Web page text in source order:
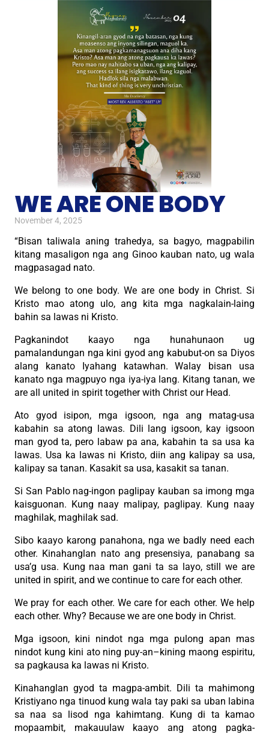
WE ARE ONE BODY
November 4, 2025
“Bisan taliwala aning trahedya, sa bagyo, magpabilin
kitang masaligon nga ang Ginoo kauban nato, ug wala
magpasagad nato.
We belong to one body. We are one body in Christ. Si
Kristo mao atong ulo, ang kita mga nagkalain-laing
bahin sa lawas ni Kristo.
Pagkanindot kaayo nga hunahunaon ug
pamalandungan nga kini gyod ang kabubut-on sa Diyos
alang kanato Iyahang katawhan. Walay bisan usa
kanato nga magpuyo nga iya-iya lang. Kitang tanan, we
are all united in spirit together with Christ our Head.
Ato gyod isipon, mga igsoon, nga ang matag-usa
kabahin sa atong lawas. Dili lang igsoon, kay igsoon
man gyod ta, pero labaw pa ana, kabahin ta sa usa ka
lawas. Usa ka lawas ni Kristo, diin ang kalipay sa usa,
kalipay sa tanan. Kasakit sa usa, kasakit sa tanan.
Si San Pablo nag-ingon paglipay kauban sa imong mga
kaisguonan. Kung naay malipay, paglipay. Kung naay
maghilak, maghilak sad.
Sibo kaayo karong panahona, nga we badly need each
other. Kinahanglan nato ang presensiya, panabang sa
usa’g usa. Kung naa man gani ta sa layo, still we are
united in spirit, and we continue to care for each other.
We pray for each other. We care for each other. We help
each other. Why? Because we are one body in Christ.
Mga igsoon, kini nindot nga mga pulong apan mas
nindot kung kini ato ning puy-an–kining maong espiritu,
sa pagkausa ka lawas ni Kristo.
Kinahanglan gyod ta magpa-ambit. Dili ta mahimong
Kristiyano nga tinuod kung wala tay paki sa uban labina
sa naa sa lisod nga kahimtang. Kung di ta kamao
mopaambit, makauulaw kaayo ang atong pagka-